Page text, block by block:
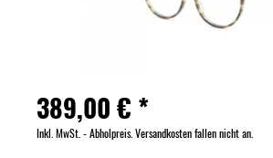
389,00 € *
Inkl. MwSt. - Abholpreis. Versandkosten fallen nicht an.